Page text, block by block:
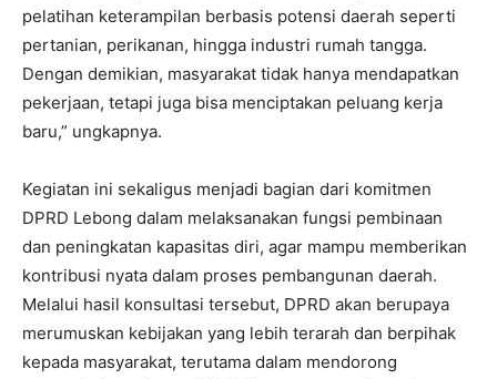
pelatihan keterampilan berbasis potensi daerah seperti
pertanian, perikanan, hingga industri rumah tangga.
Dengan demikian, masyarakat tidak hanya mendapatkan
pekerjaan, tetapi juga bisa menciptakan peluang kerja
baru,” ungkapnya.
Kegiatan ini sekaligus menjadi bagian dari komitmen
DPRD Lebong dalam melaksanakan fungsi pembinaan
dan peningkatan kapasitas diri, agar mampu memberikan
kontribusi nyata dalam proses pembangunan daerah.
Melalui hasil konsultasi tersebut, DPRD akan berupaya
merumuskan kebijakan yang lebih terarah dan berpihak
kepada masyarakat, terutama dalam mendorong